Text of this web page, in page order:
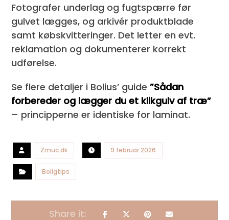
Fotografer underlag og fugtspærre før
gulvet lægges, og arkivér produktblade
samt købs­kvitteringer. Det letter en evt.
reklamation og dokumenterer korrekt
udførelse.
Se flere detaljer i Bolius’ guide”Sådan
forbereder og lægger du et klikgulv af træ”
– principperne er identiske for laminat.
Zmuc.dk 9 februar 2026
Boligtips